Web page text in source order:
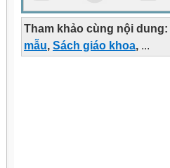
Tham khảo cùng nội dung:
mẫu, Sách giáo khoa, ...